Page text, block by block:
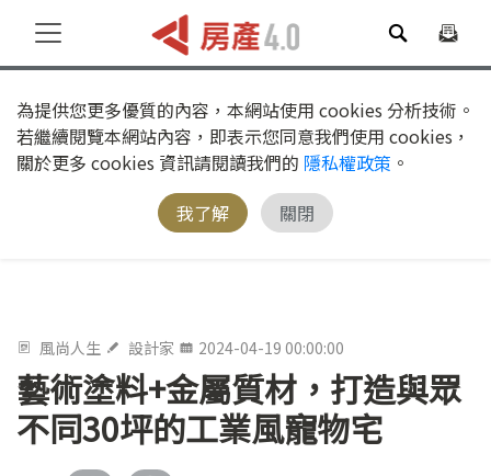
為提供您更多優質的內容，本網站使用 cookies 分析技術。
若繼續閱覽本網站內容，即表示您同意我們使用 cookies，
關於更多 cookies 資訊請閱讀我們的 隱私權政策 。
我了解
關閉
風尚人生 設計家 2024-04-19 00:00:00
藝術塗料+金屬質材，打造與眾
不同30坪的工業風寵物宅